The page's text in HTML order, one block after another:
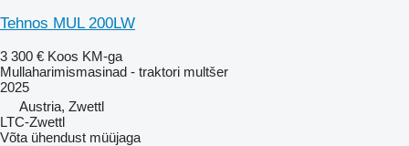
Tehnos MUL 200LW
3 300 € Koos KM-ga
Mullaharimismasinad - traktori multšer
2025
Austria, Zwettl
LTC-Zwettl
Võta ühendust müüjaga